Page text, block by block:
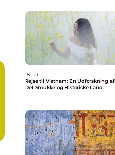
18. jan
Rejse til Vietnam: En Udforskning af
Det Smukke og Historiske Land